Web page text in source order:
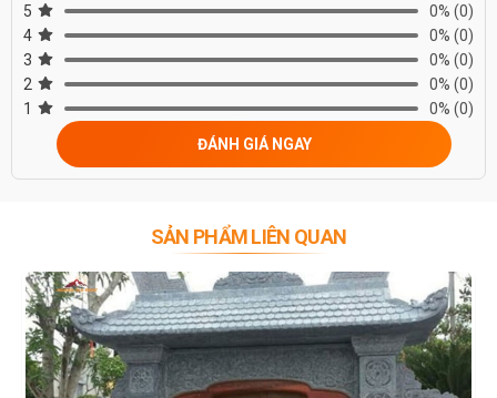
5 0% (0)
4
0% (0)
3
0% (0)
2
0% (0)
1
0% (0)
ĐÁNH GIÁ NGAY
SẢN PHẨM LIÊN QUAN